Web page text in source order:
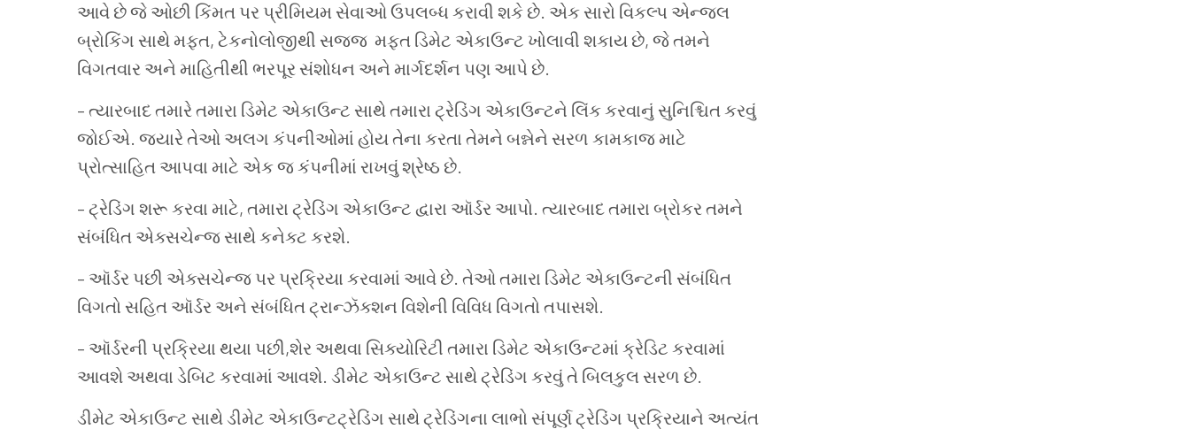
આવે છેજે ઓછી કિંમત પર પ્રીમિયમ સેવાઓઉપલબ્ધ કરાવી શકે છે. એક સારો વિકલ્પ એન્જલ
બ્રોકિંગ સાથેમફત, ટેકનોલોજીથી સજ્જ મફત ડિમેટ એકાઉન્ટ ખોલાવી શકાય છે, જેતમને
વિગતવાર અને માહિતીથી ભરપૂર સંશોધન અને માર્ગદર્શન પણ આપે છે.
– ત્યારબાદતમારેતમારા ડિમેટ એકાઉન્ટ સાથેતમારા ટ્રેડિંગ એકાઉન્ટને લિંકકરવાનું સુનિશ્ચિત કરવું
જોઈએ. જ્યારેતેઓ અલગ કંપનીઓમાં હોય તેના કરતા તેમને બન્નેને સરળ કામકાજ માટે
પ્રોત્સાહિત આપવા માટે એકજકંપનીમાં રાખવુંશ્રેષ્ઠ છે.
– ટ્રેડિંગ શરૂ કરવા માટે, તમારા ટ્રેડિંગ એકાઉન્ટ દ્વારા ઑર્ડર આપો. ત્યારબાદતમારા બ્રોકરતમને
સંબંધિત એક્સચેન્જ સાથેકનેક્ટ કરશે.
– ઑર્ડર પછી એક્સચેન્જ પર પ્રક્રિયા કરવામાં આવે છે. તેઓતમારા ડિમેટ એકાઉન્ટની સંબંધિત
વિગતો સહિત ઑર્ડર અને સંબંધિતટ્રાન્ઝૅક્શન વિશેની વિવિધ વિગતો તપાસશે.
– ઑર્ડરની પ્રક્રિયા થયા પછી,શેર અથવા સિક્યોરિટી તમારા ડિમેટ એકાઉન્ટમાં ક્રેડિટ કરવામાં
આવશે અથવા ડેબિટ કરવામાં આવશે. ડીમેટ એકાઉન્ટ સાથેટ્રેડિંગ કરવુંતે બિલકુલ સરળ છે.
ડીમેટ એકાઉન્ટ સાથે ડીમેટ એકાઉન્ટટ્રેડિંગ સાથેટ્રેડિંગના લાભો સંપૂર્ણટ્રેડિંગ પ્રક્રિયાને અત્યંત